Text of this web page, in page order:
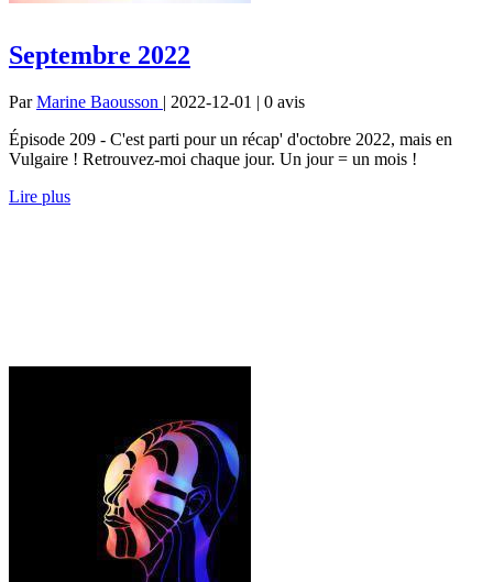
Septembre 2022
ParMarine Baousson | 2022-12-01 | 0 avis
Épisode 209 - C'est parti pour un récap' d'octobre 2022, mais en
Vulgaire ! Retrouvez-moi chaque jour. Un jour = un mois !
Lire plus